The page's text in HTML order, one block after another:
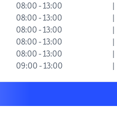
08:00 - 13:00
|
08:00 - 13:00
|
08:00 - 13:00
|
08:00 - 13:00
|
08:00 - 13:00
|
09:00 - 13:00 |